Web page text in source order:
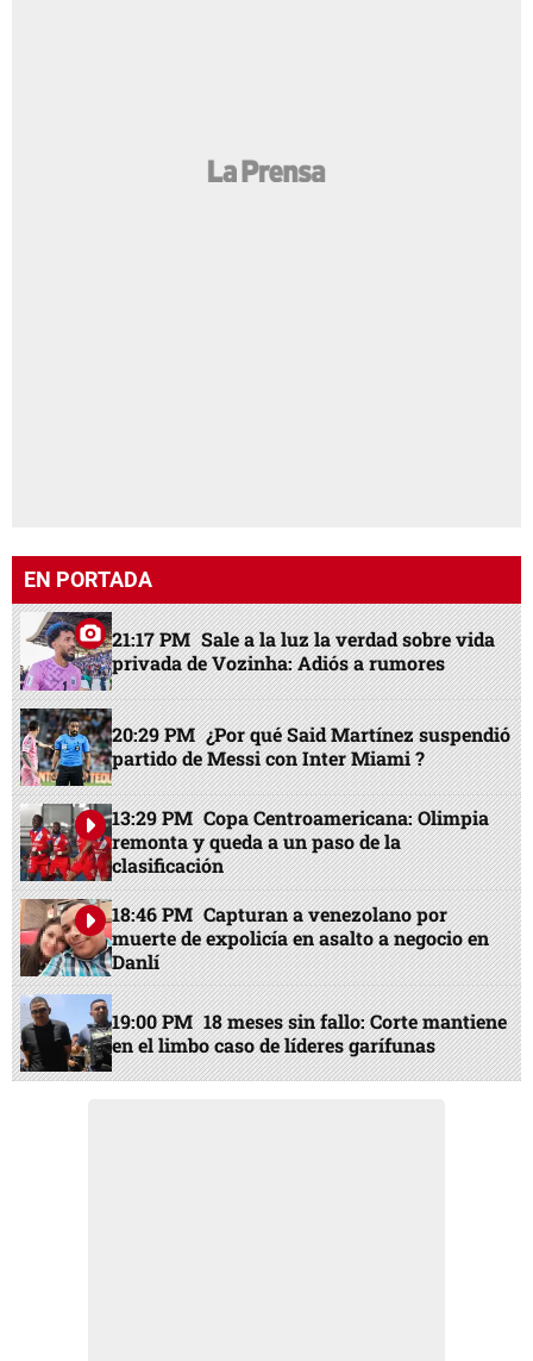
EN PORTADA
21:17 PM Sale a la luz la verdad sobre vida
privada de Vozinha: Adiós a rumores
20:29 PM ¿Por qué Said Martínez suspendió
partido de Messi con Inter Miami ?
13:29 PM Copa Centroamericana: Olimpia
remonta y queda a un paso de la
clasificación
18:46 PM Capturan a venezolano por
muerte de expolicía en asalto a negocio en
Danlí
19:00 PM 18 meses sin fallo: Corte mantiene
en el limbo caso de líderes garífunas